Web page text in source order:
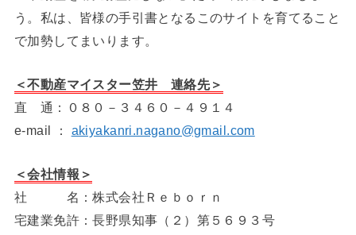
う。私は、皆様の手引書となるこのサイトを育てること
で加勢してまいります。
＜不動産マイスター笠井 連絡先＞
直 通：０８０－３４６０－４９１４
e-mail ： akiyakanri.nagano@gmail.com
＜会社情報＞
社 名：株式会社Ｒｅｂｏｒｎ
宅建業免許：長野県知事（２）第５６９３号